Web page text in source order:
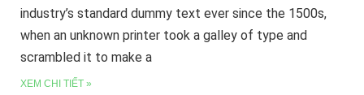
industry’s standard dummy text ever since the 1500s,
when an unknown printer took a galley of type and
scrambled it to make a
XEM CHI TIẾT »